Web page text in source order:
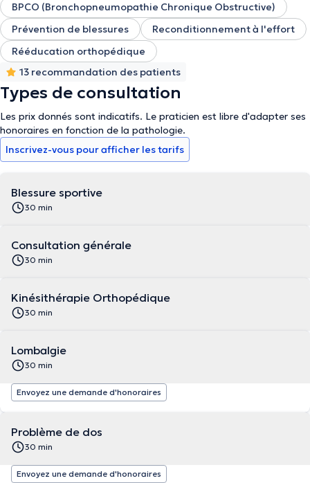
BPCO (Bronchopneumopathie Chronique Obstructive)
Prévention de blessures
Reconditionnement à l'effort
Rééducation orthopédique
13 recommandation des patients
Types de consultation
Les prix donnés sont indicatifs. Le praticien est libre d'adapter ses
honoraires en fonction de la pathologie.
Inscrivez-vous pour afficher les tarifs
Blessure sportive
30 min
Consultation générale
30 min
Kinésithérapie Orthopédique
30 min
Lombalgie
30 min
Envoyez une demande d'honoraires
Problème de dos
30 min
Envoyez une demande d'honoraires